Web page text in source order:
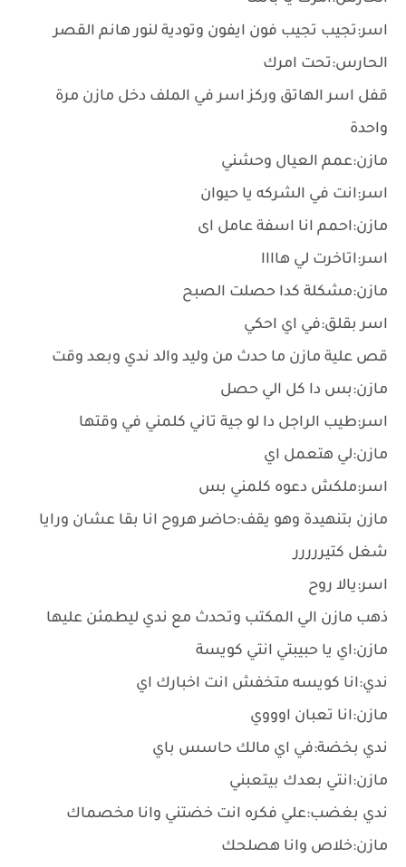
اسر:تجيب تجيب فون ايفون وتودية لنور هانم القصر
الحارس:تحت امرك
قفل اسر الهاتق وركز اسر في الملف دخل مازن مرة
واحدة
مازن:عمم العيال وحشني
اسر:انت في الشركه يا حيوان
مازن:احمم انا اسفة عامل اى
اسر:اتاخرت لي هاااا
مازن:مشكلة كدا حصلت الصبح
اسر بقلق:في اي احكي
قص علية مازن ما حدث من وليد والد ندي وبعد وقت
مازن:بس دا كل الي حصل
اسر:طيب الراجل دا لو جية تاني كلمني في وقتها
مازن:لي هتعمل اي
اسر:ملكش دعوه كلمني بس
مازن بتنهيدة وهو يقف:حاضر هروح انا بقا عشان ورايا
شغل كتيررررر
اسر:يالا روح
ذهب مازن الي المكتب وتحدث مع ندي ليطمئن عليها
مازن:اي يا حبيبتي انتي كويسة
ندي:انا كويسه متخفش انت اخبارك اي
مازن:انا تعبان اوووي
ندي بخضة:في اي مالك حاسس باي
مازن:انتي بعدك بيتعبني
ندي بغضب:علي فكره انت خضتني وانا مخصماك
مازن:خلاص وانا هصلحك